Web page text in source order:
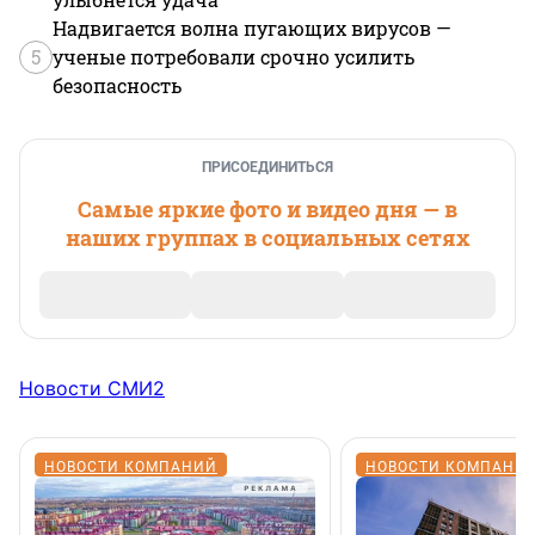
5
Надвигается волна пугающих вирусов —
ученые потребовали срочно усилить
безопасность
ПРИСОЕДИНИТЬСЯ
Самые яркие фото и видео дня — в
наших группах в социальных сетях
Новости СМИ2
НОВОСТИ КОМПАНИЙ НОВОСТИ